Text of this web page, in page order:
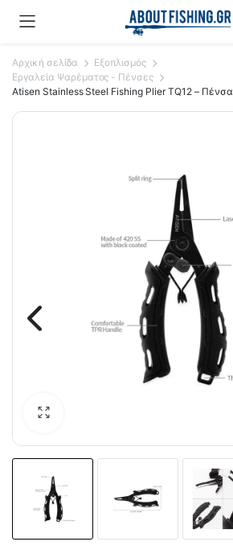
Αρχική σελίδα
Εξοπλισμός
Εργαλεία Ψαρέματος - Πένσες
Atisen Stainless Steel Fishing Plier TQ12 – Πένσα